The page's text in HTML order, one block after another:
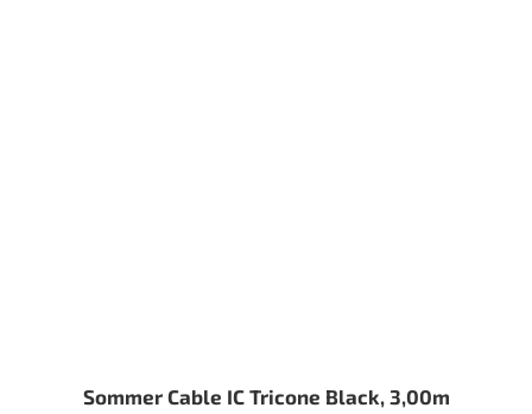
Sommer Cable IC Tricone Black, 3,00m